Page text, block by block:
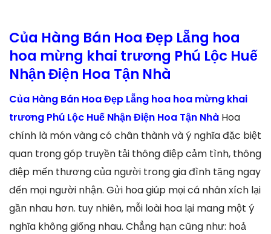
Của Hàng Bán Hoa Đẹp Lẵng hoa
hoa mừng khai trương Phú Lộc Huế
Nhận Điện Hoa Tận Nhà
Của Hàng Bán Hoa Đẹp Lẵng hoa hoa mừng khai
trương Phú Lộc Huế Nhận Điện Hoa Tận Nhà Hoa
chính là món vàng có chân thành và ý nghĩa đặc biệt
quan trọng góp truyền tải thông điệp cảm tình, thông
điệp mến thương của người trong gia đình tặng ngay
đến mọi người nhận. Gửi hoa giúp mọi cá nhân xích lại
gần nhau hơn. tuy nhiên, mỗi loài hoa lại mang một ý
nghĩa không giống nhau. Chẳng hạn cũng như: hoả